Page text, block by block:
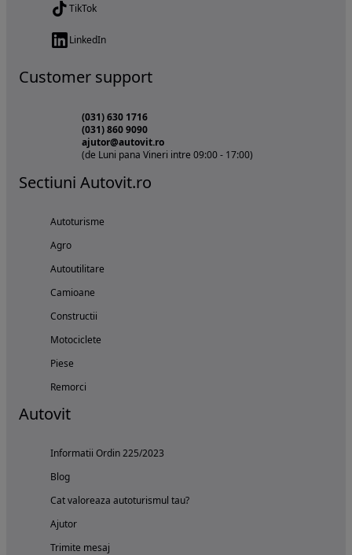
TikTok
LinkedIn
Customer support
(031) 630 1716
(031) 860 9090
ajutor@autovit.ro
(de Luni pana Vineri intre 09:00 - 17:00)
Sectiuni Autovit.ro
Autoturisme
Agro
Autoutilitare
Camioane
Constructii
Motociclete
Piese
Remorci
Autovit
Informatii Ordin 225/2023
Blog
Cat valoreaza autoturismul tau?
Ajutor
Trimite mesaj